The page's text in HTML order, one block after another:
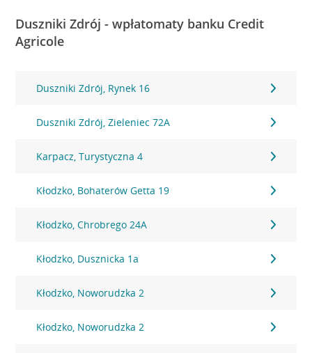
Duszniki Zdrój - wpłatomaty banku Credit
Agricole
Duszniki Zdrój, Rynek 16
Duszniki Zdrój, Zieleniec 72A
Karpacz, Turystyczna 4
Kłodzko, Bohaterów Getta 19
Kłodzko, Chrobrego 24A
Kłodzko, Dusznicka 1a
Kłodzko, Noworudzka 2
Kłodzko, Noworudzka 2